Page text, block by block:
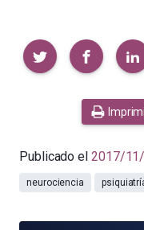
Compartir
Publicado el 2017/
neurociencia